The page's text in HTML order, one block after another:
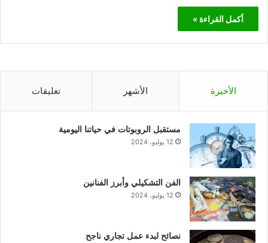
أكمل القراءة »
الأخيرة الأشهر تعليقات
مستقبل الروبوتات في حياتنا اليومية
12 يوليو، 2024
الفن التشكيلي وأبرز الفنانين
12 يوليو، 2024
نصائح لبدء عمل تجاري ناجح